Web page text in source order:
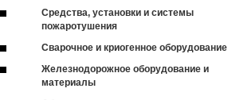
Средства, установки и системы
пожаротушения
Сварочное и криогенное оборудование
Железнодорожное оборудование и
материалы